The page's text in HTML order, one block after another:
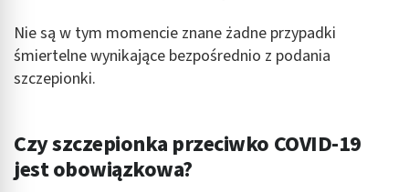
Nie są w tym momencie znane żadne przypadki
śmiertelne wynikające bezpośrednio z podania
szczepionki.
Czy szczepionka przeciwko COVID-19
jest obowiązkowa?
Pomiar efektywności reklam
Pomiar efektywności treści
Rozwój i ulepszanie usług